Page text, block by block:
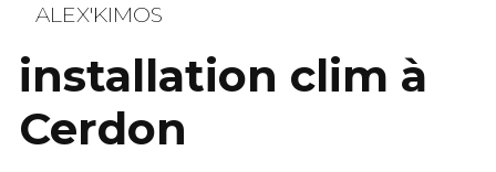
ALEX'KIMOS
installation clim à
Cerdon